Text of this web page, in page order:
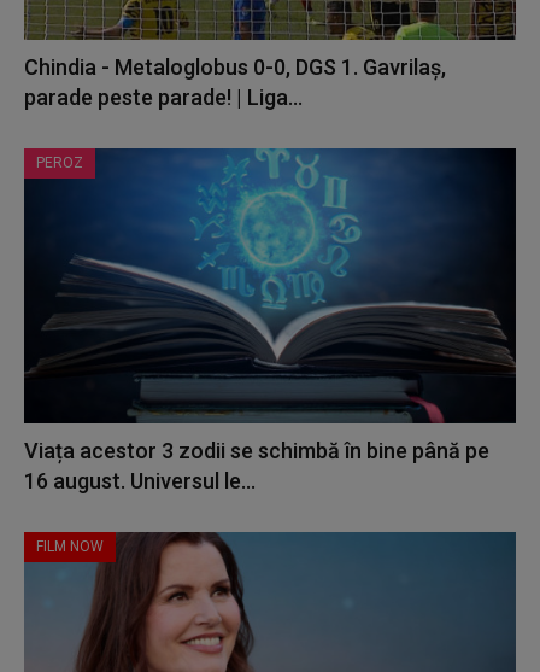
Chindia - Metaloglobus 0-0, DGS 1. Gavrilaș,
parade peste parade! | Liga...
PEROZ
Viața acestor 3 zodii se schimbă în bine până pe
16 august. Universul le...
FILM NOW